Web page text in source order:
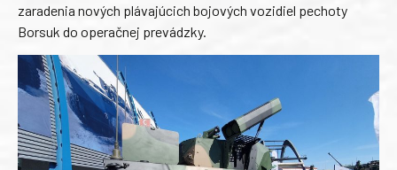
zaradenia nových plávajúcich bojových vozidiel pechoty
Borsuk do operačnej prevádzky.